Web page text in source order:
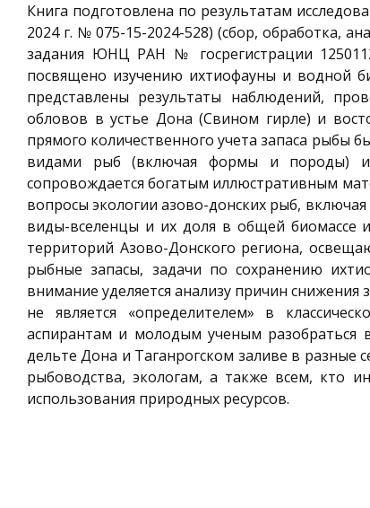
Книга подготовлена по результатам
2024 г. № 075-15-2024-528) (сбор, обработка,
задания ЮНЦ РАН № госрегистрации
посвящено изучению ихтиофауны и водной
представлены результаты наблюдений,
обловов в устье Дона (Свином гирле) и
прямого количественного учета запаса рыбы
видами рыб (включая формы и породы)
сопровождается богатым иллюстративным
вопросы экологии азово-донских рыб,
виды-вселенцы и их доля в общей биомассе
территорий Азово-Донского региона,
рыбные запасы, задачи по сохранению
внимание уделяется анализу причин
не является «определителем» в
аспирантам и молодым ученым разобраться
дельте Дона и Таганрогском заливе в разные
рыбоводства, экологам, а также всем, кто
использования природных ресурсов.